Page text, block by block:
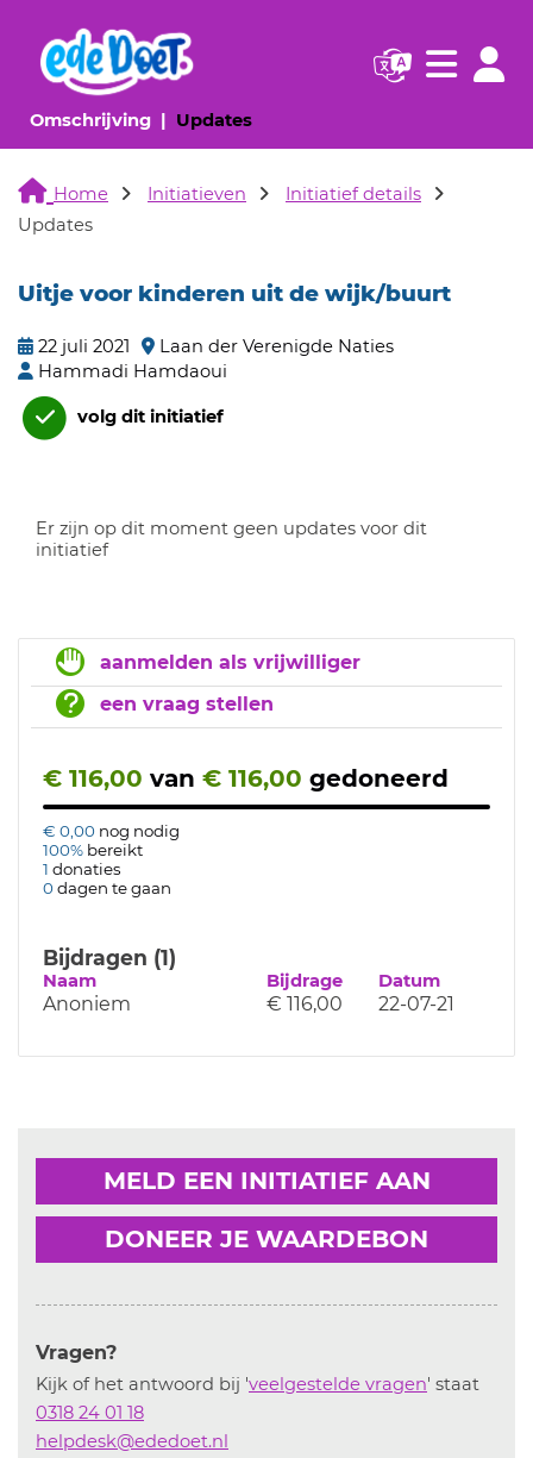
Omschrijving(huidige pagina)
Updates(huidige pagina)
Navigatie
Home Initiatieven
Initiatief details
Updates
Uitje voor kinderen uit de wijk/buurt
22 juli 2021
Laan der Verenigde Naties
Hammadi Hamdaoui
volg dit initiatief
Er zijn op dit moment geen updates voor dit
initiatief
aanmelden als vrijwilliger
een vraag stellen
€ 116,00 van € 116,00 gedoneerd
€ 0,00 nog nodig
100% bereikt
1 donaties
0dagen te gaan
Bijdragen (1)
Naam Bijdrage Datum
Anoniem € 116,00 22-07-21
MELD EEN INITIATIEF AAN
DONEER JE WAARDEBON
Vragen?
Kijk of het antwoord bij 'veelgestelde vragen' staat
0318 24 01 18
helpdesk@ededoet.nl